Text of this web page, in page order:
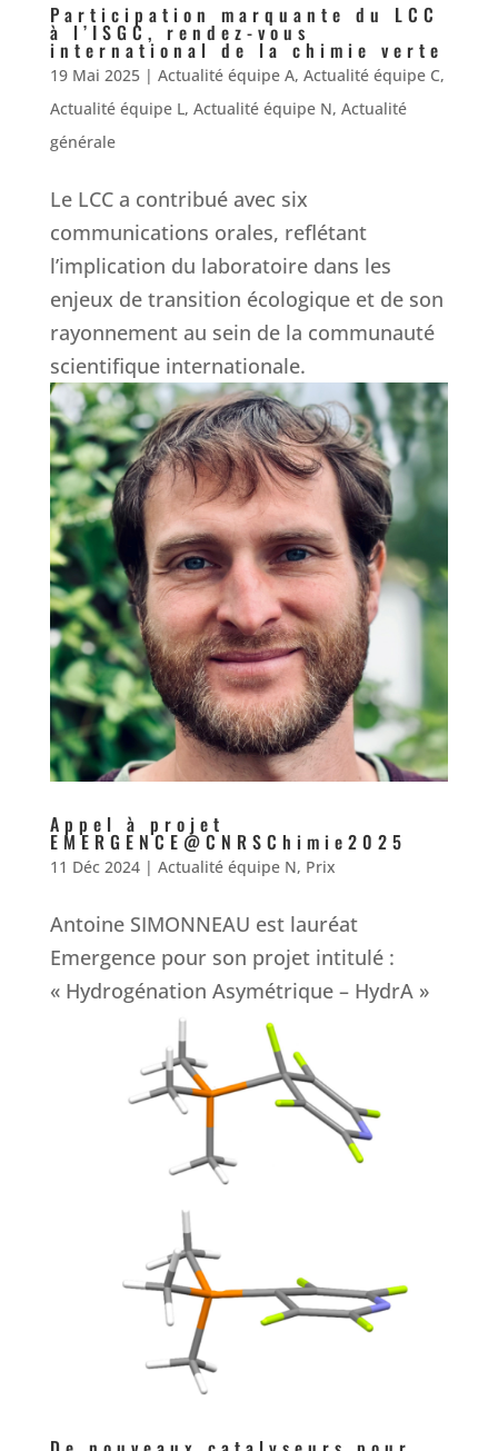
Participation marquante du LCC
à l’ISGC, rendez-vous
international de la chimie verte
19 Mai 2025| Actualité équipe A, Actualité équipe C,
Actualité équipe L, Actualité équipe N, Actualité
générale
Le LCC a contribué avec six
communications orales, reflétant
l’implication du laboratoire dans les
enjeux de transition écologique et de son
rayonnement au sein de la communauté
scientifique internationale.
Appel à projet
EMERGENCE@CNRSChimie2025
11 Déc 2024| Actualité équipe N, Prix
Antoine SIMONNEAU est lauréat
Emergence pour son projet intitulé :
« Hydrogénation Asymétrique – HydrA »